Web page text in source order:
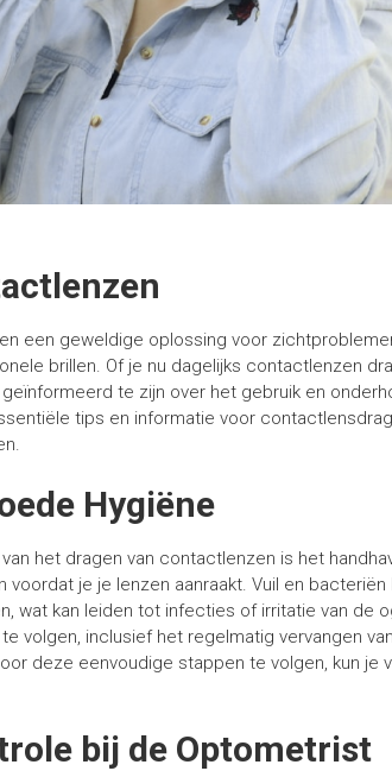
een geweldige oplossing voor
brillen. Of je nu dagelijks contactlenzen
te zijn over het gebruik en
tips en informatie voor
Hygiëne
het dragen van contactlenzen is het
voordat je je lenzen aanraakt. Vuil en bacteriën
wat kan leiden tot infecties of irritatie van de
volgen, inclusief het regelmatig vervangen
deze eenvoudige stappen te volgen, kun je
bij de Optometrist